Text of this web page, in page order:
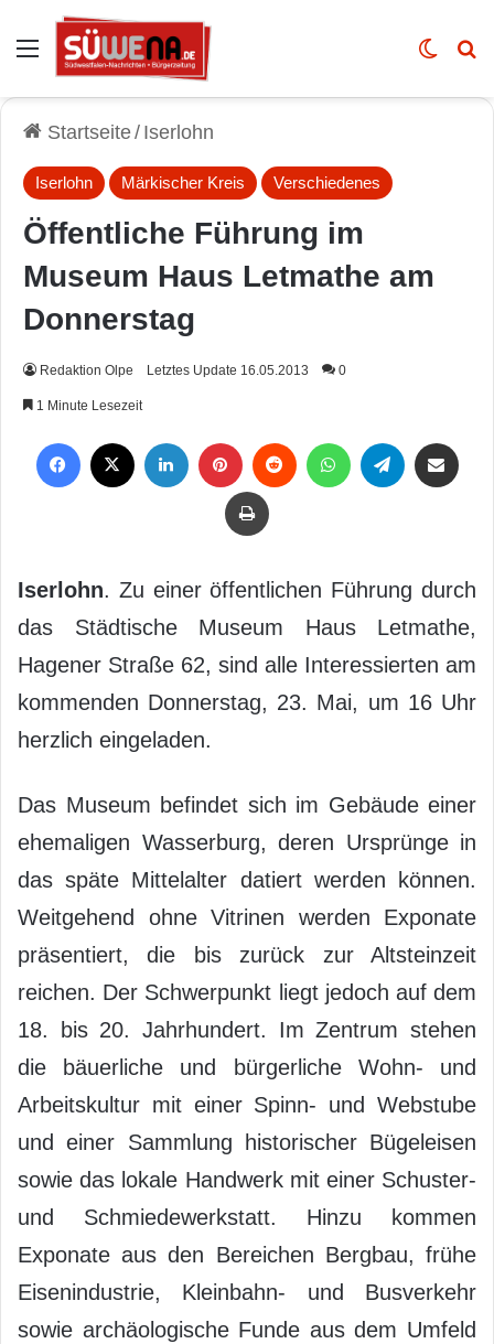
Auswahl Skin
Startseite/ Iserlohn
Iserlohn Märkischer Kreis Verschiedenes
Öffentliche Führung im
Museum Haus Letmathe am
Donnerstag
Redaktion Olpe Letztes Update 16.05.2013 0
1 Minute Lesezeit
Drucken
Iserlohn. Zu einer öffentlichen Führung durch
das Städtische Museum Haus Letmathe,
Hagener Straße 62, sind alle Interessierten am
kommenden Donnerstag, 23. Mai, um 16 Uhr
herzlich eingeladen.
Das Museum befindet sich im Gebäude einer
ehemaligen Wasserburg, deren Ursprünge in
das späte Mittelalter datiert werden können.
Weitgehend ohne Vitrinen werden Exponate
präsentiert, die bis zurück zur Altsteinzeit
reichen. Der Schwerpunkt liegt jedoch auf dem
18. bis 20. Jahrhundert. Im Zentrum stehen
die bäuerliche und bürgerliche Wohn- und
Arbeitskultur mit einer Spinn- und Webstube
und einer Sammlung historischer Bügeleisen
sowie das lokale Handwerk mit einer Schuster-
und Schmiedewerkstatt. Hinzu kommen
Exponate aus den Bereichen Bergbau, frühe
Eisenindustrie, Kleinbahn- und Busverkehr
sowie archäologische Funde aus dem Umfeld